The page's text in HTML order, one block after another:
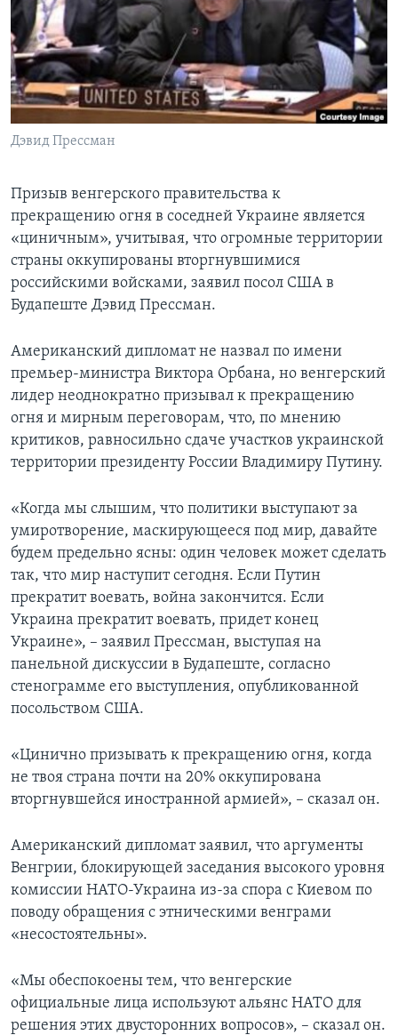
Learning English
СОЦИАЛЬНЫЕ СЕТИ
Дэвид Прессман
Призыв венгерского правительства к
прекращению огня в соседней Украине является
«циничным», учитывая, что огромные территории
страны оккупированы вторгнувшимися
российскими войсками, заявил посол США в
Будапеште Дэвид Прессман.
Американский дипломат не назвал по имени
премьер-министра Виктора Орбана, но венгерский
лидер неоднократно призывал к прекращению
огня и мирным переговорам, что, по мнению
критиков, равносильно сдаче участков украинской
территории президенту России Владимиру Путину.
«Когда мы слышим, что политики выступают за
умиротворение, маскирующееся под мир, давайте
будем предельно ясны: один человек может сделать
так, что мир наступит сегодня. Если Путин
прекратит воевать, война закончится. Если
Украина прекратит воевать, придет конец
Украине», – заявил Прессман, выступая на
панельной дискуссии в Будапеште, согласно
стенограмме его выступления, опубликованной
посольством США.
«Цинично призывать к прекращению огня, когда
не твоя страна почти на 20% оккупирована
вторгнувшейся иностранной армией», – сказал он.
Американский дипломат заявил, что аргументы
Венгрии, блокирующей заседания высокого уровня
комиссии НАТО-Украина из-за спора с Киевом по
поводу обращения с этническими венграми
«несостоятельны».
«Мы обеспокоены тем, что венгерские
официальные лица используют альянс НАТО для
решения этих двусторонних вопросов», – сказал он.